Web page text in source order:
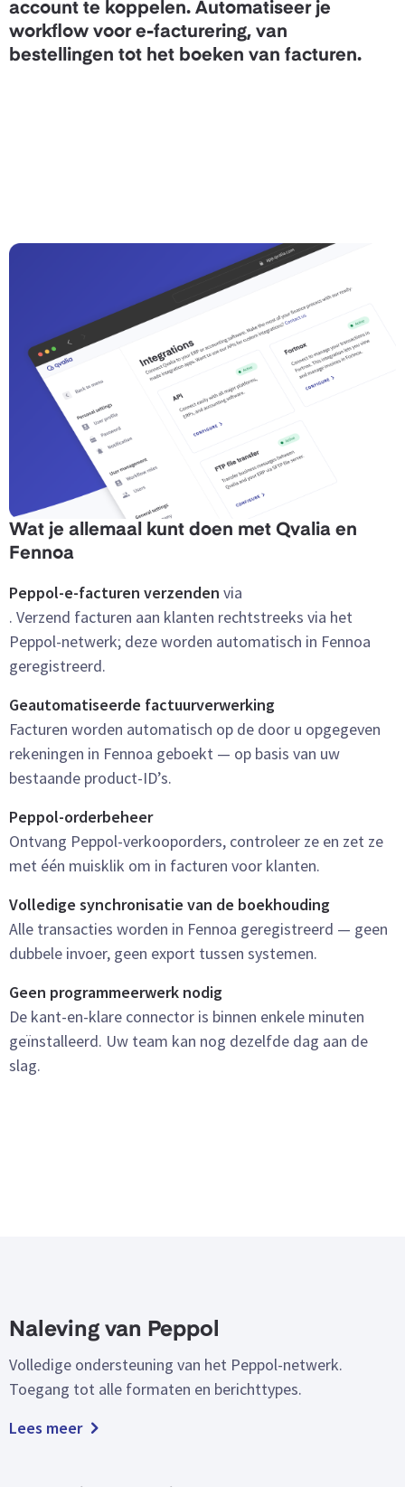
account te koppelen. Automatiseer je
workflow voor e-facturering, van
bestellingen tot het boeken van facturen.
Wat je allemaal kunt doen met Qvalia en
Fennoa
Peppol-e-facturen verzenden via
. Verzend facturen aan klanten rechtstreeks via het
Peppol-netwerk; deze worden automatisch in Fennoa
geregistreerd.
Geautomatiseerde factuurverwerking
Facturen worden automatisch op de door u opgegeven
rekeningen in Fennoa geboekt — op basis van uw
bestaande product-ID’s.
Peppol-orderbeheer
Ontvang Peppol-verkooporders, controleer ze en zet ze
met één muisklik om in facturen voor klanten.
Volledige synchronisatie van de boekhouding
Alle transacties worden in Fennoa geregistreerd — geen
dubbele invoer, geen export tussen systemen.
Geen programmeerwerk nodig
De kant-en-klare connector is binnen enkele minuten
geïnstalleerd. Uw team kan nog dezelfde dag aan de
slag.
Naleving van Peppol
Volledige ondersteuning van het Peppol-netwerk.
Toegang tot alle formaten en berichttypes.
Lees meer